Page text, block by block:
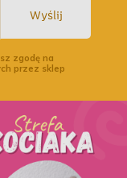
Wyślij
zgodę na
przez sklep